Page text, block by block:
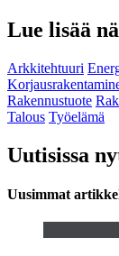
Lue lisää
Arkkitehtuuri
Rakennustuote
Talous Työelämä
Uutisissa
Uusimmat